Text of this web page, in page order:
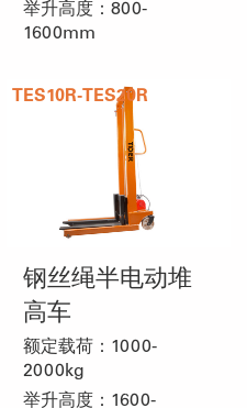
举升高度：800-
1600mm
TES10R-TES20R
钢丝绳半电动堆
高车
额定载荷：1000-
2000kg
举升高度：1600-